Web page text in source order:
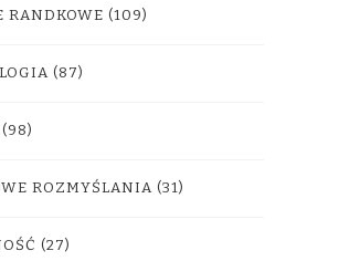
RANDKOWE (109)
(87)
(98)
ROZMYŚLANIA (31)
(27)